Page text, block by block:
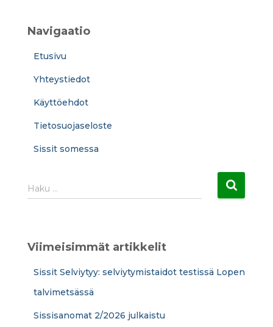
Navigaatio
Etusivu
Yhteystiedot
Käyttöehdot
Tietosuojaseloste
Sissit somessa
H
a
Haku …
Viimeisimmät artikkelit
Sissit Selviytyy: selviytymistaidot testissä Lopen
talvimetsässä
Sissisanomat 2/2026 julkaistu